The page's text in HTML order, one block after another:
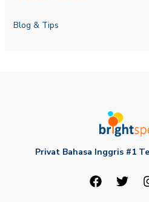
Blog & Tips
Privat Bahasa Inggris #1